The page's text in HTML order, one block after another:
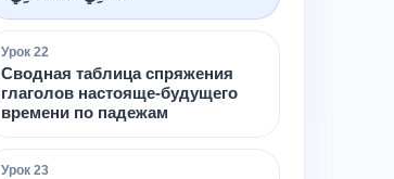
Урок 22
Сводная таблица спряжения
глаголов настояще-будущего
времени по падежам
Урок 23